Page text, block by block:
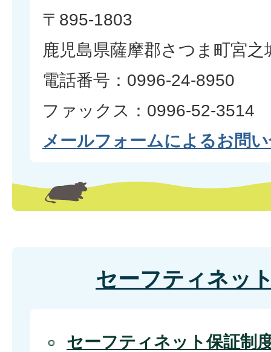
〒895-1803
鹿児島県薩摩郡さつま町宮
電話番号：0996-24-8950
ファックス：0996-52-3514
メールフォームによるお問
セーフティネッ
セーフティネット保証制